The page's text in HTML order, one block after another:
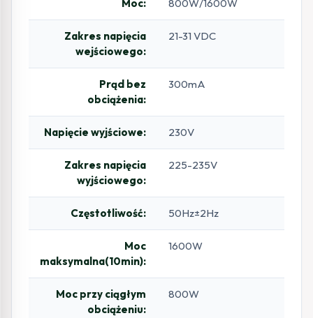
Moc: 800W/1600W
Zakres napięcia
wejściowego:
21-31 VDC
Prąd bez
obciążenia:
300mA
Napięcie wyjściowe: 230V
Zakres napięcia
wyjściowego:
225-235V
Częstotliwość: 50Hz±2Hz
Moc
maksymalna(10min):
1600W
Moc przy ciągłym
obciążeniu:
800W